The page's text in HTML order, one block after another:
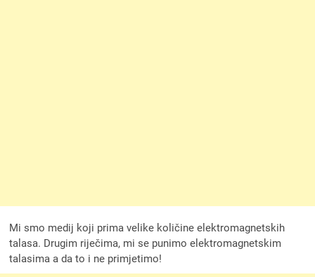
Mi smo medij koji prima velike količine elektromagnetskih
talasa. Drugim riječima, mi se punimo elektromagnetskim
talasima a da to i ne primjetimo!